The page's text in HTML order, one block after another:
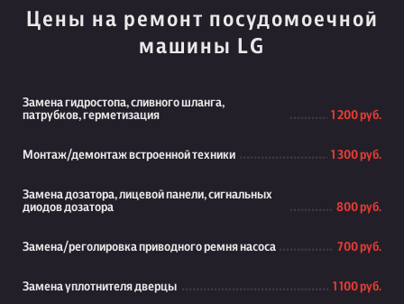
Цены на ремонт посудомоечной
машины LG
Замена гидростопа, сливного шланга,
патрубков, герметизация
1 200 руб.
Монтаж/демонтаж встроенной техники 1 300 руб.
Замена дозатора, лицевой панели, сигнальных
диодов дозатора
800 руб.
Замена/реголировка приводного ремня насоса 700 руб.
Замена уплотнителя дверцы 1 100 руб.